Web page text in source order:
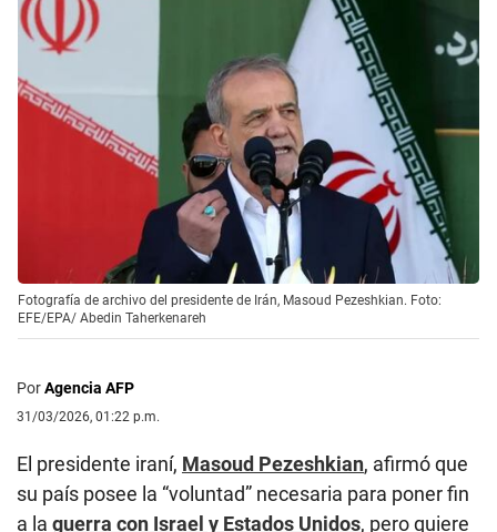
Fotografía de archivo del presidente de Irán, Masoud Pezeshkian. Foto:
EFE/EPA/ Abedin Taherkenareh
PorAgencia AFP
31/03/2026, 01:22 p.m.
El presidente iraní, Masoud Pezeshkian, afirmó que
su país posee la “voluntad” necesaria para poner fin
a la guerra con Israel y Estados Unidos, pero quiere